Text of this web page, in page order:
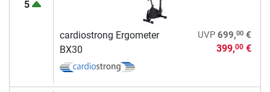
5
cardiostrong Ergometer
BX30
UVP 699,00€
399,00€